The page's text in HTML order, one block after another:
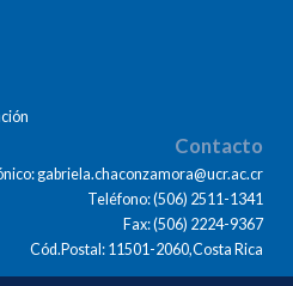
Contacto
gabriela.chaconzamora@ucr.ac.cr
Teléfono: (506) 2511-1341
Fax: (506) 2224-9367
Cód.Postal: 11501-2060,Costa Rica